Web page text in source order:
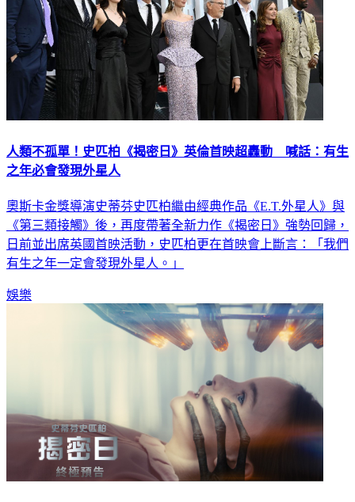
人類不孤單！史匹柏《揭密日》英倫首映超轟動 喊話：有生
之年必會發現外星人
奧斯卡金獎導演史蒂芬史匹柏繼由經典作品《E.T.外星人》與
《第三類接觸》後，再度帶著全新力作《揭密日》強勢回歸，
日前並出席英國首映活動，史匹柏更在首映會上斷言：「我們
有生之年一定會發現外星人。」
娛樂